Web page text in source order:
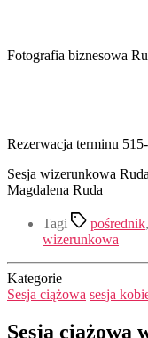
Fotografia biznesowa
Rezerwacja terminu
Sesja wizerunkowa
Magdalena Ruda
Tagi pośrednik,
wizerunkowa
Kategorie
Sesja ciążowa sesja
Sesja ciążowa